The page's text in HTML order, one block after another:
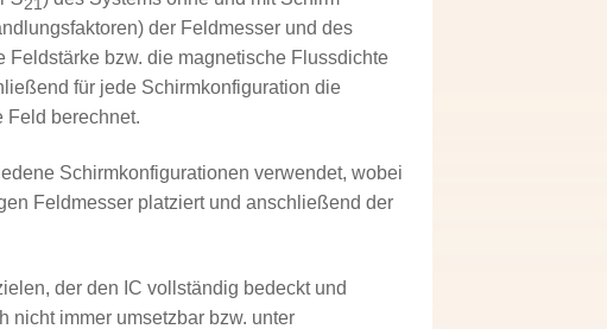
21
der Feldmesser und des
bzw. die magnetische Flussdichte
für jede Schirmkonfiguration die
Feld berechnet.
Schirmkonfigurationen verwendet, wobei
Feldmesser platziert und anschließend der
der den IC vollständig bedeckt und
nicht immer umsetzbar bzw. unter